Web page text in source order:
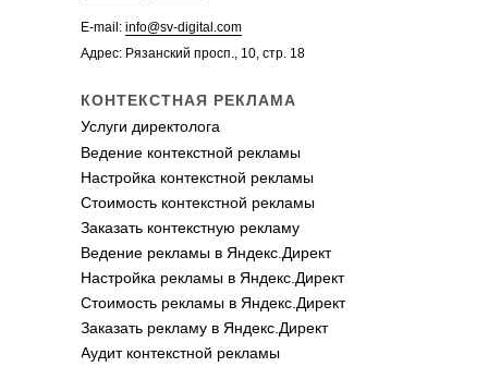
E-mail: info@sv-digital.com
Адрес: Рязанский просп., 10, стр. 18
КОНТЕКСТНАЯ РЕКЛАМА
Настройка контекстной рекламы
Ведение рекламы в Яндекс.Директ
Стоимость рекламы в Яндекс.Директ
Настройка рекламы в Яндекс.Директ
Заказать рекламу в Яндекс.Директ
Аудит контекстной рекламы
Услуги директолога
Ведение контекстной рекламы
Стоимость контекстной рекламы
Заказать контекстную рекламу